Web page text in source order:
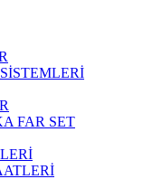
FAR SET